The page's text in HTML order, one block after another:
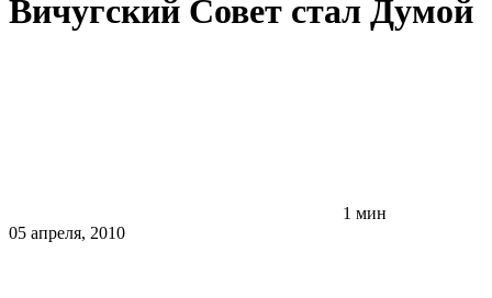
Вичугский Совет стал Думой
1 мин
05 апреля, 2010